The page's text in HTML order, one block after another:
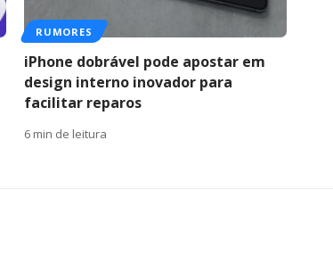
RUMORES
iPhone dobrável pode apostar em
design interno inovador para
facilitar reparos
6 min de leitura